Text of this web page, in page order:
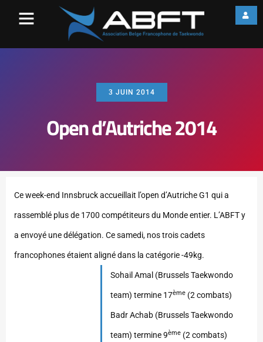
3 JUIN 2014
Open d’Autriche 2014
Ce week-end Innsbruck accueillait l’open d’Autriche G1 qui a
rassemblé plus de 1700 compétiteurs du Monde entier. L’ABFT y
a envoyé une délégation. Ce samedi, nos trois cadets
francophones étaient aligné dans la catégorie -49kg.
Sohail Amal (Brussels Taekwondo
team) termine 17ème(2 combats)
Badr Achab (Brussels Taekwondo
team) termine 9ème(2 combats)